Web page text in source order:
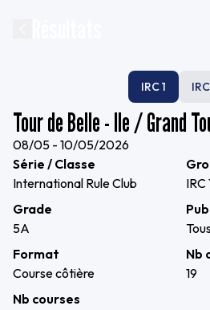
IRC 1
Tour de Belle - Ile / Grand
08/05 - 10/05/2026
Série / Classe
International Rule Club
IRC
Grade
5A
Format
Course côtière
Nb
19
Nb courses